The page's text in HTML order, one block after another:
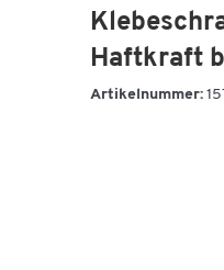
Haftkraft
Artikelnummer: